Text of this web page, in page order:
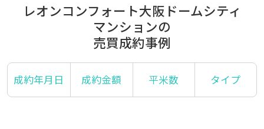
レオンコンフォート大阪ドームシティ
マンションの
売買成約事例
成約年月日 成約金額 平米数 タイプ